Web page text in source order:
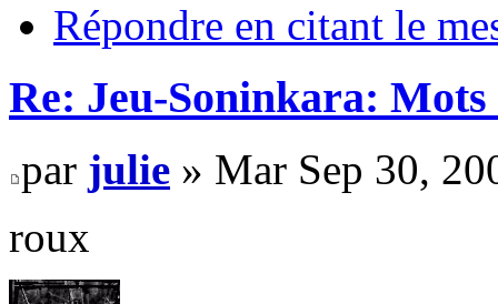
Répondre en citant le
Re: Jeu-Soninkara:
par julie » Mar Sep 30,
roux